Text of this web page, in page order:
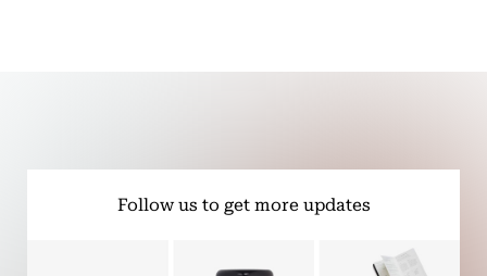
Follow us to get more updates